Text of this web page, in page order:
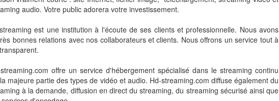
audio. Votre public adorera votre investissement.
est une institution à l'écoute de ses clients et professionnelle. Nous avons
bonnes relations avec nos collaborateurs et clients. Nous offrons un service tout à
offre un service d'hébergement spécialisé dans le streaming continu
majeure partie des types de vidéo et audio. Hd-streaming.com diffuse également du
à la demande, diffusion en direct du streaming, du streaming sécurisé ainsi que